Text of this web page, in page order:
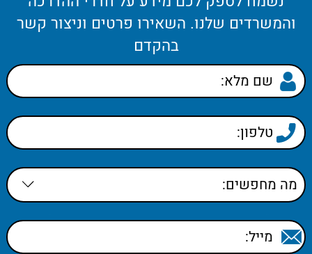
והמשרדים שלנו. השאירו פרטים וניצור קשר
בהקדם